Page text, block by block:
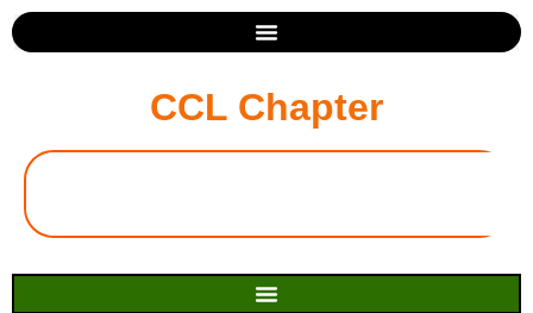
CCL Chapter